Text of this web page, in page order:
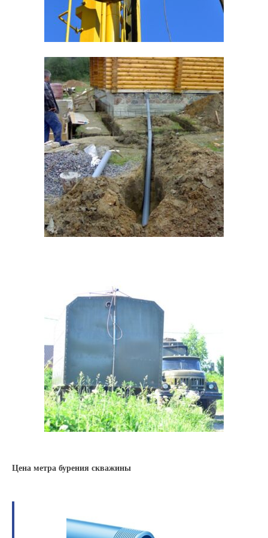
Цена метра бурения скважины